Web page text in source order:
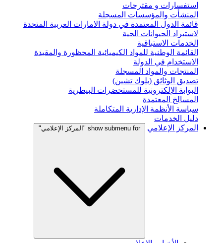
استفسارات و مقترحات
المنشأت والمؤسسات المسجلة
قائمة الدول المعتمدة في دولة الامارات العربية المتحدة
لاستيراد الحيوانات الحية
الخدمات الاستباقية
القائمة الوطنية للمواد الكيميائية المحظورة والمقيدة
الاستخدام في الدولة
المنتجات والمواد المسجلة
تصديق الوثائق (بلوك تشين)
البوابة الإلكترونية للمستحضرات البيطرية
المسالخ المعتمدة
سياسة الأنظمة الإدارية المتكاملة
دليل الخدمات
المركز الإعلامي
show submenu for "المركز الإعلامي"